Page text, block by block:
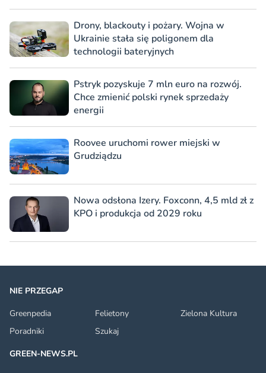
Drony, blackouty i pożary. Wojna w
Ukrainie stała się poligonem dla
technologii bateryjnych
Pstryk pozyskuje 7 mln euro na rozwój.
Chce zmienić polski rynek sprzedaży
energii
Roovee uruchomi rower miejski w
Grudziądzu
Nowa odsłona Izery. Foxconn, 4,5 mld zł z
KPO i produkcja od 2029 roku
NIE PRZEGAP
Greenpedia
Felietony
Zielona Kultura
Poradniki
Szukaj
GREEN-NEWS.PL